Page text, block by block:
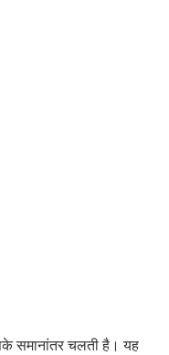
समानांतर चलती है। यह